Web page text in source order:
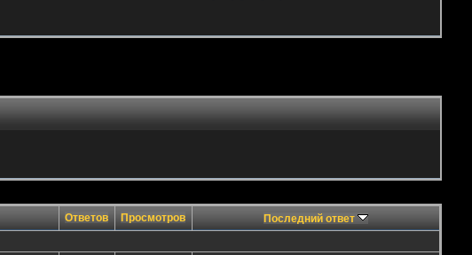
Ответов Просмотров Последний ответ